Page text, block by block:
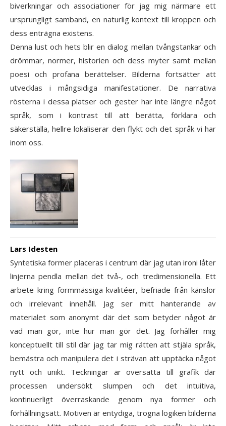
biverkningar och associationer för jag mig närmare ett
ursprungligt samband, en naturlig kontext till kroppen och
dess enträgna existens.
Denna lust och hets blir en dialog mellan tvångstankar och
drömmar, normer, historien och dess myter samt mellan
poesi och profana berättelser. Bilderna fortsätter att
utvecklas i mångsidiga manifestationer. De narrativa
rösterna i dessa platser och gester har inte längre något
språk, som i kontrast till att berätta, förklara och
säkerställa, hellre lokaliserar den flykt och det språk vi har
inom oss.
Lars Idesten
Syntetiska former placeras i centrum där jag utan ironi låter
linjerna pendla mellan det två-, och tredimensionella. Ett
arbete kring formmässiga kvalitéer, befriade från känslor
och irrelevant innehåll. Jag ser mitt hanterande av
materialet som anonymt där det som betyder något är
vad man gör, inte hur man gör det. Jag förhåller mig
konceptuellt till stil där jag tar mig rätten att stjäla språk,
bemästra och manipulera det i strävan att upptäcka något
nytt och unikt. Teckningar är översatta till grafik där
processen undersökt slumpen och det intuitiva,
kontinuerligt överraskande genom nya former och
förhållningsätt. Motiven är entydiga, trogna logiken bilderna